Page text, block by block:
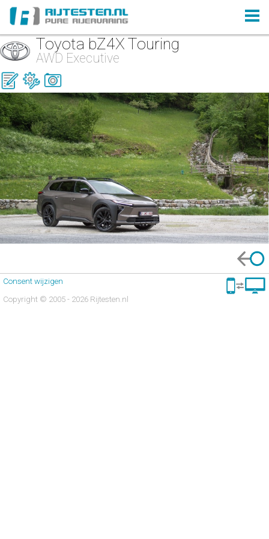
Toyota bZ4X Touring
AWD Executive
Consent wijzigen
Copyright © 2005 - 2026 Rijtesten.nl